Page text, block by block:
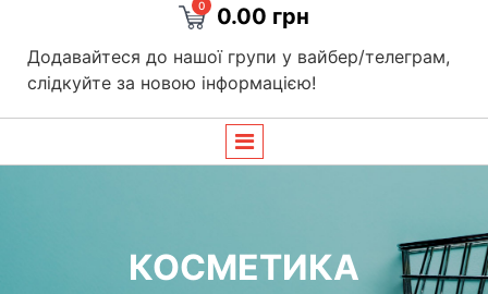
0 0.00 грн
Додавайтеся до нашої групи у вайбер/телеграм,
слідкуйте за новою інформацією!
КОСМЕТИКА